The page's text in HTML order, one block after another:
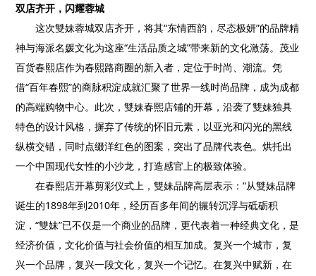
双店齐开，闪耀蓉城
这次雙妹蓉城双店齐开，将其“东情西韵，尽态极妍”的品牌精
神与海派名媛文化为这座“生活品质之城”带来新的文化激荡。茂业
百货春熙店作为春熙路商圈的新入者，定位于时尚、潮流。凭
借“百年春熙”的商脉积淀成就汇聚了世界一线时尚品牌，成为成都
的高端购物中心。此次，雙妹春熙店铺的开幕，沿袭了雙妹独具
特色的设计风格，摒弃了传统的怀旧元素，以亚光和闪光的黑线
纵横交错，同时点缀洋红色的图案，突出了品牌代表色。烘托出
一个中国现代女性的小沙龙，打造感官上的极致体验。
在春熙店开幕剪彩仪式上，雙妹品牌高层表示：“从雙妹品牌
诞生的1898年到2010年，经历百多年间的辗转沉浮与砥砺积
淀，“雙妹”已不仅是一个商业的品牌，更代表着一种经典文化，是
经济价值，文化价值与社会价值的相互加成。复兴一个城市，复
兴一个品牌，复兴一段文化，复兴一个记忆。在复兴中赋新，在